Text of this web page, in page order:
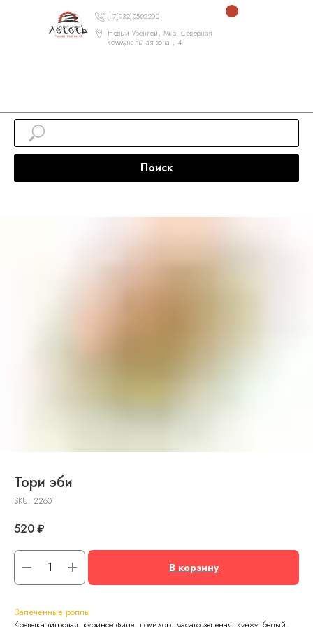
+7(932)0502200
Новый Уренгой, Мкр. Северная
коммунальная зона , 4
Поиск
Тори эби
SKU: 22601
520₽
В корзину
Запеченные роллы